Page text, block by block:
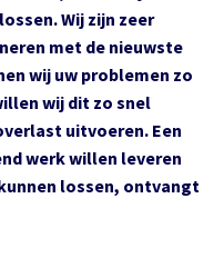
Wij zijn zeer
met de nieuwste
wij uw problemen zo
wij dit zo snel
uitvoeren. Een
werk willen leveren
lossen, ontvangt